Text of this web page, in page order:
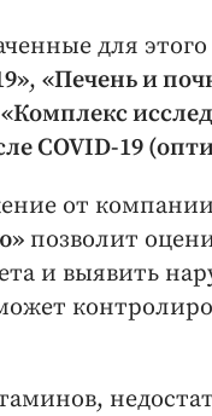
для
, «Печень и
«Комплекс
COVID-19
от
позволит
и выявить